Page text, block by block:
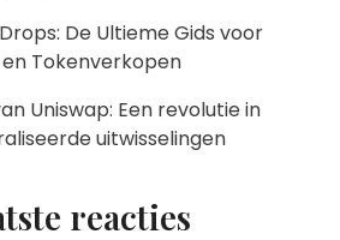
De Ultieme Gids voor
en Tokenverkopen
Uniswap: Een revolutie in
uitwisselingen
reacties